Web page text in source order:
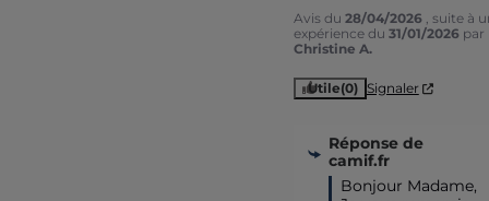
Avis du 28/04/2026 , suite à
expérience du 31/01/2026 par
Christine A.
Utile(0) Signaler
Réponse de
camif.fr
Bonjour Madame,